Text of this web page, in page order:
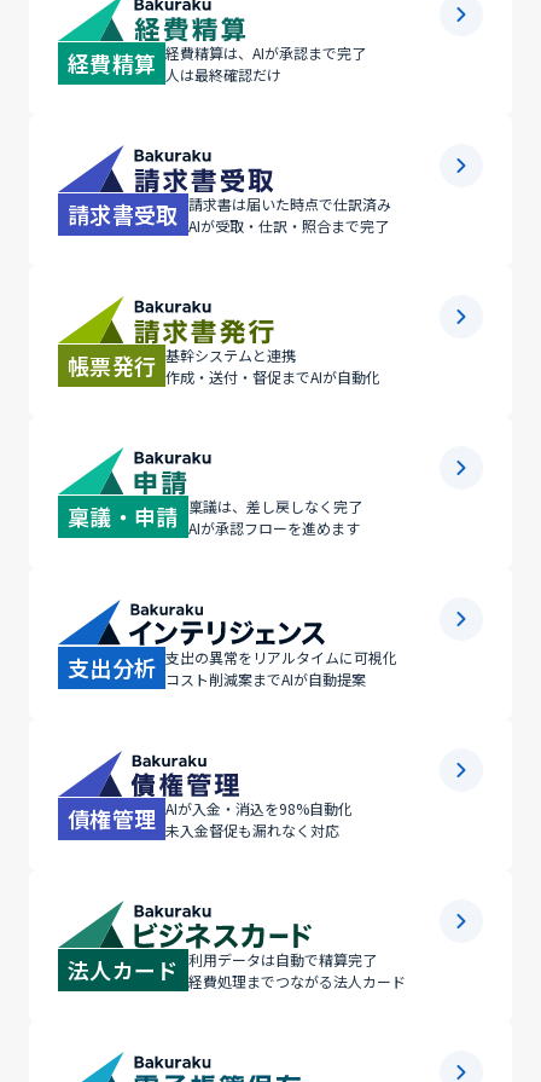
経費精算 経費精算は、AIが承認まで完了
人は最終確認だけ
請求書受取 請求書は届いた時点で仕訳済み
AIが受取・仕訳・照合まで完了
帳票発行 基幹システムと連携
作成・送付・督促までAIが自動化
稟議・申請 稟議は、差し戻しなく完了
AIが承認フローを進めます
支出分析 支出の異常をリアルタイムに可視化
コスト削減案までAIが自動提案
債権管理 AIが入金・消込を98%自動化
未入金督促も漏れなく対応
法人カード 利用データは自動で精算完了
経費処理までつながる法人カード